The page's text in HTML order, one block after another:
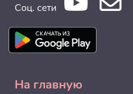
Соц. сети
На главную